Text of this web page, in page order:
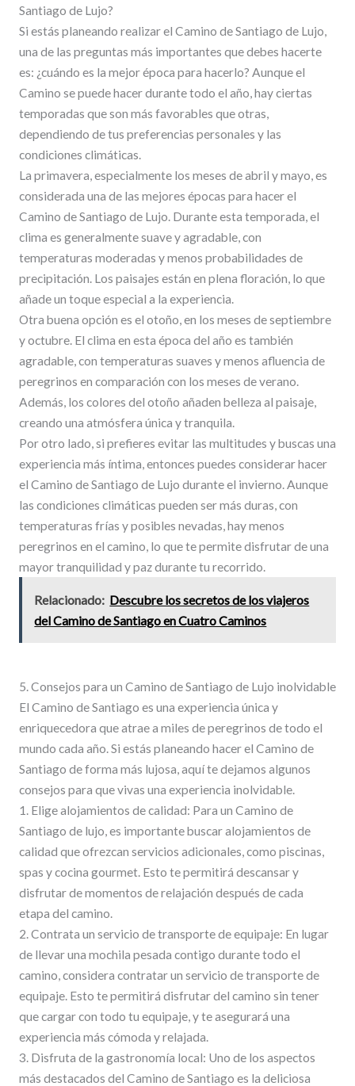
Santiago de Lujo?
Si estás planeando realizar el Camino de Santiago de Lujo,
una de las preguntas más importantes que debes hacerte
es: ¿cuándo es la mejor época para hacerlo? Aunque el
Camino se puede hacer durante todo el año, hay ciertas
temporadas que son más favorables que otras,
dependiendo de tus preferencias personales y las
condiciones climáticas.
La primavera, especialmente los meses de abril y mayo, es
considerada una de las mejores épocas para hacer el
Camino de Santiago de Lujo. Durante esta temporada, el
clima es generalmente suave y agradable, con
temperaturas moderadas y menos probabilidades de
precipitación. Los paisajes están en plena floración, lo que
añade un toque especial a la experiencia.
Otra buena opción es el otoño, en los meses de septiembre
y octubre. El clima en esta época del año es también
agradable, con temperaturas suaves y menos afluencia de
peregrinos en comparación con los meses de verano.
Además, los colores del otoño añaden belleza al paisaje,
creando una atmósfera única y tranquila.
Por otro lado, si prefieres evitar las multitudes y buscas una
experiencia más íntima, entonces puedes considerar hacer
el Camino de Santiago de Lujo durante el invierno. Aunque
las condiciones climáticas pueden ser más duras, con
temperaturas frías y posibles nevadas, hay menos
peregrinos en el camino, lo que te permite disfrutar de una
mayor tranquilidad y paz durante tu recorrido.
Relacionado: Descubre los secretos de los viajeros
del Camino de Santiago en Cuatro Caminos
5. Consejos para un Camino de Santiago de Lujo inolvidable
El Camino de Santiago es una experiencia única y
enriquecedora que atrae a miles de peregrinos de todo el
mundo cada año. Si estás planeando hacer el Camino de
Santiago de forma más lujosa, aquí te dejamos algunos
consejos para que vivas una experiencia inolvidable.
1. Elige alojamientos de calidad: Para un Camino de
Santiago de lujo, es importante buscar alojamientos de
calidad que ofrezcan servicios adicionales, como piscinas,
spas y cocina gourmet. Esto te permitirá descansar y
disfrutar de momentos de relajación después de cada
etapa del camino.
2. Contrata un servicio de transporte de equipaje: En lugar
de llevar una mochila pesada contigo durante todo el
camino, considera contratar un servicio de transporte de
equipaje. Esto te permitirá disfrutar del camino sin tener
que cargar con todo tu equipaje, y te asegurará una
experiencia más cómoda y relajada.
3. Disfruta de la gastronomía local: Uno de los aspectos
más destacados del Camino de Santiago es la deliciosa